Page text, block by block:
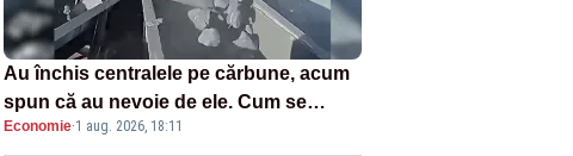
Au închis centralele pe cărbune, acum
spun că au nevoie de ele. Cum se
pasează vina în plină criză energetică
Economie·1 aug. 2026, 18:11